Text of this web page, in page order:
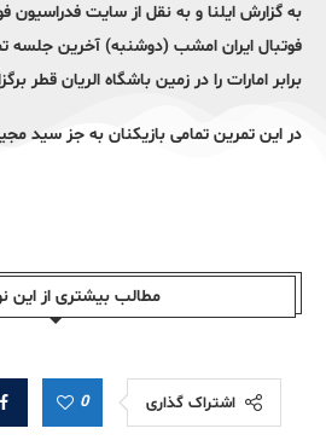
به گزارش ایلنا و به نقل از سایت فدراسیون
فوتبال ایران امشب (دوشنبه) آخرین جلسه
برابر امارات را در زمین باشگاه الریان قطر
در این تمرین تمامی بازیکنان به جز سید
مطالب بیشتری از این
اشتراک گذاری 0